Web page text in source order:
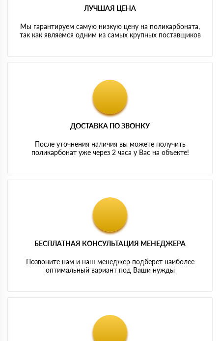
ЛУЧШАЯ ЦЕНА
Мы гарантируем самую низкую цену на поликарбоната,
так как являемся одним из самых крупных поставщиков
ДОСТАВКА ПО ЗВОНКУ
После уточнения наличия вы можете получить
поликарбонат уже через 2 часа у Вас на объекте!
БЕСПЛАТНАЯ КОНСУЛЬТАЦИЯ МЕНЕДЖЕРА
Позвоните нам и наш менеджер подберет наиболее
оптимальный вариант под Ваши нужды